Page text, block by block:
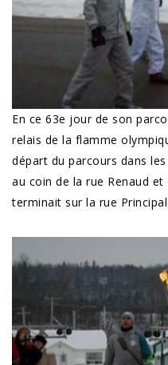
En ce 63e jour de son
relais de la flamme
départ du parcours dans les
au coin de la rue Renaud
terminait sur la rue